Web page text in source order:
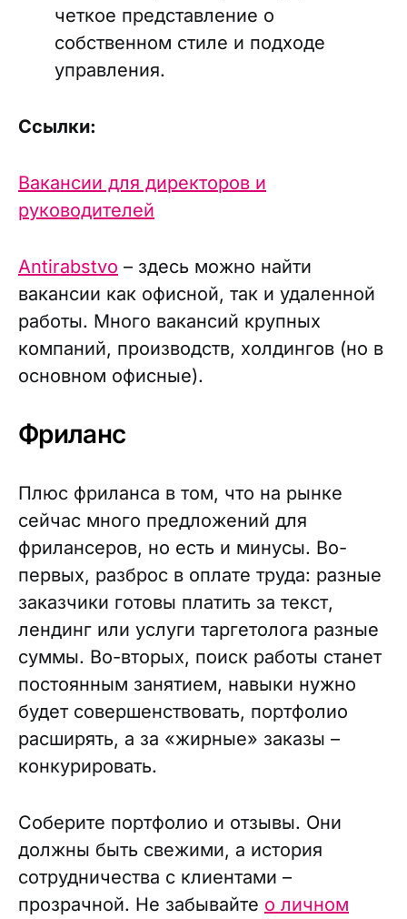
четкое представление о
собственном стиле и подходе
управления.
Ссылки:
Вакансии для директоров и
руководителей
Antirabstvo – здесь можно найти
вакансии как офисной, так и удаленной
работы. Много вакансий крупных
компаний, производств, холдингов (но в
основном офисные).
Фриланс
Плюс фриланса в том, что на рынке
сейчас много предложений для
фрилансеров, но есть и минусы. Во-
первых, разброс в оплате труда: разные
заказчики готовы платить за текст,
лендинг или услуги таргетолога разные
суммы. Во-вторых, поиск работы станет
постоянным занятием, навыки нужно
будет совершенствовать, портфолио
расширять, а за «жирные» заказы –
конкурировать.
Соберите портфолио и отзывы. Они
должны быть свежими, а история
сотрудничества с клиентами –
прозрачной. Не забывайте о личном